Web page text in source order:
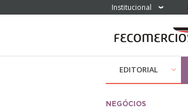
Institucional
EDITORIAL
NEGÓCIOS